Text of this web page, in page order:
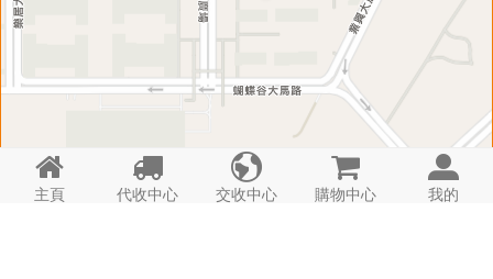

主頁

代收中心

交收中心

購物中心

我的